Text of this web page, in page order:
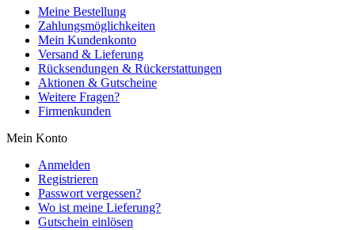
Meine Bestellung
Zahlungsmöglichkeiten
Mein Kundenkonto
Versand & Lieferung
Rücksendungen & Rückerstattungen
Aktionen & Gutscheine
Weitere Fragen?
Firmenkunden
Mein Konto
Anmelden
Registrieren
Passwort vergessen?
Wo ist meine Lieferung?
Gutschein einlösen